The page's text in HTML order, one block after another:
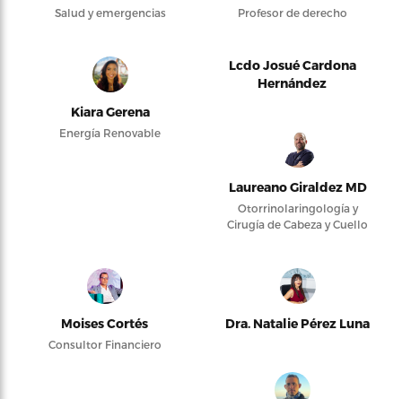
Salud y emergencias Profesor de derecho
Kiara Gerena
Energía Renovable
Lcdo Josué Cardona
Hernández
Laureano Giraldez MD
Otorrinolaringología y
Cirugía de Cabeza y Cuello
Moises Cortés
Consultor Financiero
Dra. Natalie Pérez Luna